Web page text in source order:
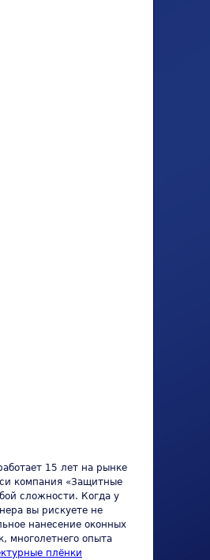
15 лет на рынке
компания «Защитные
сложности. Когда у
вы рискуете не
нанесение оконных
многолетнего опыта
плёнки